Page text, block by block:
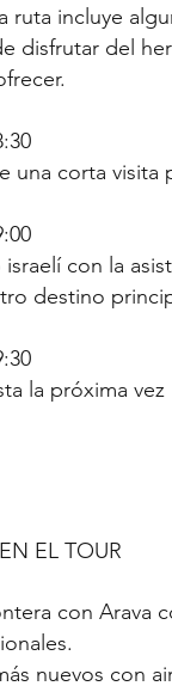
incluye
disfrutar del
una corta visita
con la
destino
la próxima
EL TOUR
con Arava
nuevos con